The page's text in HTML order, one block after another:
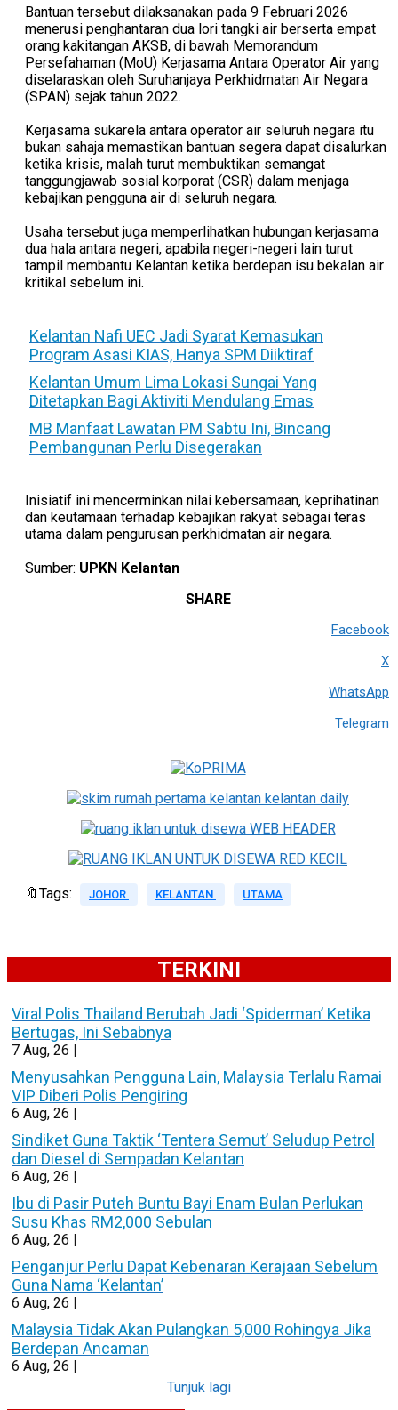
Bantuan tersebut dilaksanakan pada 9 Februari 2026
menerusi penghantaran dua lori tangki air berserta empat
orang kakitangan AKSB, di bawah Memorandum
Persefahaman (MoU) Kerjasama Antara Operator Air yang
diselaraskan oleh Suruhanjaya Perkhidmatan Air Negara
(SPAN) sejak tahun 2022.
Kerjasama sukarela antara operator air seluruh negara itu
bukan sahaja memastikan bantuan segera dapat disalurkan
ketika krisis, malah turut membuktikan semangat
tanggungjawab sosial korporat (CSR) dalam menjaga
kebajikan pengguna air di seluruh negara.
Usaha tersebut juga memperlihatkan hubungan kerjasama
dua hala antara negeri, apabila negeri-negeri lain turut
tampil membantu Kelantan ketika berdepan isu bekalan air
kritikal sebelum ini.
Kelantan Nafi UEC Jadi Syarat Kemasukan
Program Asasi KIAS, Hanya SPM Diiktiraf
Kelantan Umum Lima Lokasi Sungai Yang
Ditetapkan Bagi Aktiviti Mendulang Emas
MB Manfaat Lawatan PM Sabtu Ini, Bincang
Pembangunan Perlu Disegerakan
Inisiatif ini mencerminkan nilai kebersamaan, keprihatinan
dan keutamaan terhadap kebajikan rakyat sebagai teras
utama dalam pengurusan perkhidmatan air negara.
Sumber: UPKN Kelantan
SHARE
Facebook
X
WhatsApp
Telegram
🔖Tags: JOHOR KELANTAN UTAMA
TERKINI
Viral Polis Thailand Berubah Jadi ‘Spiderman’ Ketika
Bertugas, Ini Sebabnya
7 Aug, 26
Menyusahkan Pengguna Lain, Malaysia Terlalu Ramai
VIP Diberi Polis Pengiring
6 Aug, 26
Sindiket Guna Taktik ‘Tentera Semut’ Seludup Petrol
dan Diesel di Sempadan Kelantan
6 Aug, 26
Ibu di Pasir Puteh Buntu Bayi Enam Bulan Perlukan
Susu Khas RM2,000 Sebulan
6 Aug, 26
Penganjur Perlu Dapat Kebenaran Kerajaan Sebelum
Guna Nama ‘Kelantan’
6 Aug, 26
Malaysia Tidak Akan Pulangkan 5,000 Rohingya Jika
Berdepan Ancaman
6 Aug, 26
Tunjuk lagi